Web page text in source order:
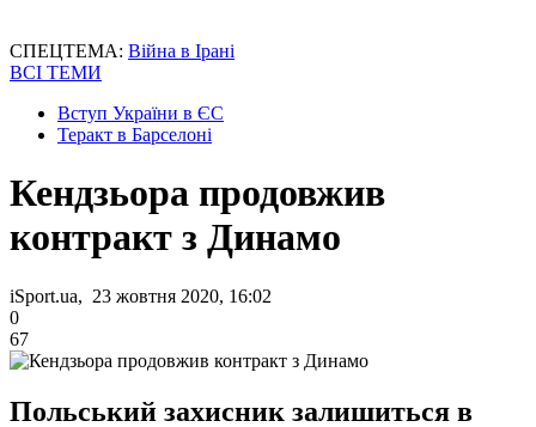
СПЕЦТЕМА: Війна в Ірані
ВСІ ТЕМИ
Вступ України в ЄС
Теракт в Барселоні
Кендзьора продовжив
контракт з Динамо
iSport.ua, 23 жовтня 2020, 16:02
0
67
Польський захисник залишиться в